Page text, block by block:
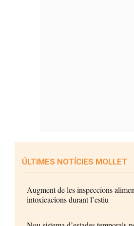
ÚLTIMES NOTÍCIES MOLLET
Augment de les inspeccions
intoxicacions durant l’estiu